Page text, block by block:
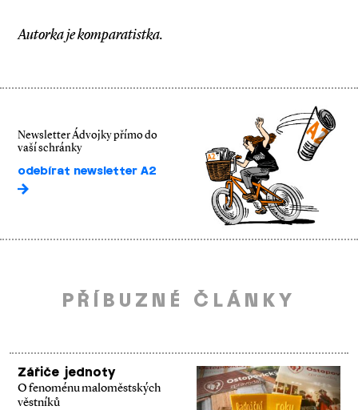
Autorka je komparatistka.
Newsletter Ádvojky přímo do
vaší schránky
odebírat newsletter A2
PŘÍBUZNÉ ČLÁNKY
Zářiče jednoty
O fenoménu maloměstských
věstníků